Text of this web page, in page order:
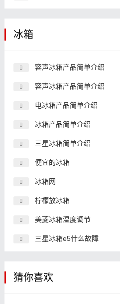
冰箱
容声冰箱产品简单介绍
容声冰箱产品简单介绍
电冰箱产品简单介绍
冰箱产品简单介绍
三星冰箱简单介绍
便宜的冰箱
冰箱网
柠檬放冰箱
美菱冰箱温度调节
三星冰箱e5什么故障
猜你喜欢